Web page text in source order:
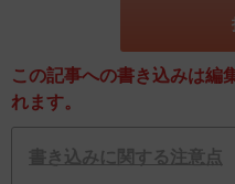
この記事への書き込みは編
れます。
書き込みに関する注意点